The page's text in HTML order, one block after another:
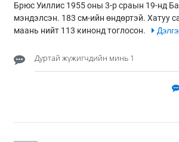
Брюс Уиллис 1955 оны 3-р сраын 19-нд
мэндэлсэн. 183 см-ийн өндөртэй. Хатуу
маань нийт 113 кинонд тоглосон.
Дуртай жүжигчдийн минь 1